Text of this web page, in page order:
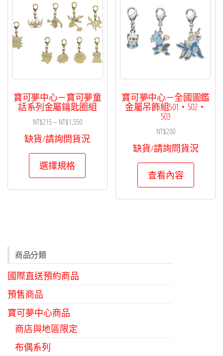
寶可夢中心－寶可夢童
話系列金屬鑰匙圈組
NT$215– NT$1,550價
格
範
圍：
到
NT$1,550
缺貨/請詢問貨況
選擇規格
此
寶可夢中心－全國圖鑑
金屬吊飾組501・502・
503
NT$200
缺貨/請詢問貨況
查看內容
商品分類
國際直送預約商品
預售商品
寶可夢中心商品
商店與地區限定
布偶系列